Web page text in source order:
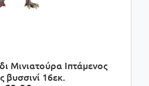
Μινιατούρα Ιπτάμενος
βυσσινί 16εκ.